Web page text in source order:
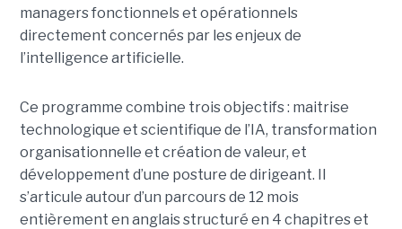
managers fonctionnels et opérationnels
directement concernés par les enjeux de
l’intelligence artificielle.
Ce programme combine trois objectifs : maitrise
technologique et scientifique de l’IA, transformation
organisationnelle et création de valeur, et
développement d’une posture de dirigeant. Il
s’articule autour d’un parcours de 12 mois
entièrement en anglais structuré en 4 chapitres et